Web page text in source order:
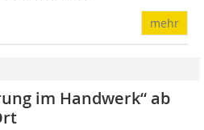
mehr
im Handwerk“ ab